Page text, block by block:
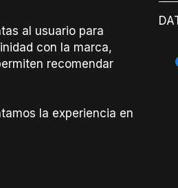
al usuario para
con la marca,
recomendar
la experiencia en